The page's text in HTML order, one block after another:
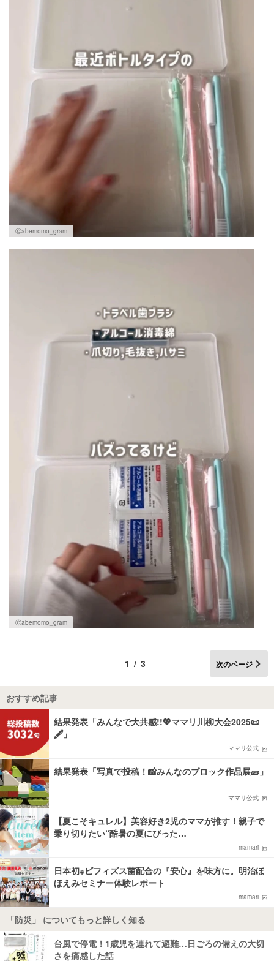
Ⓒabemomo_gram
Ⓒabemomo_gram
1/3 次のページ
おすすめ記事
結果発表「みんなで大共感!!💖ママリ川柳大会2025📜
🖋️」
ママリ公式
結果発表「写真で投稿！📸みんなのブロック作品展🧱」
ママリ公式
【夏こそキュレル】美容好き2児のママが推す！親子で
乗り切りたい“酷暑の夏にぴった…
mamari
日本初※ビフィズス菌配合の『安心』を味方に。明治ほ
ほえみセミナー体験レポート
mamari
「防災」 についてもっと詳しく知る
台風で停電！1歳児を連れて避難…日ごろの備えの大切
さを痛感した話